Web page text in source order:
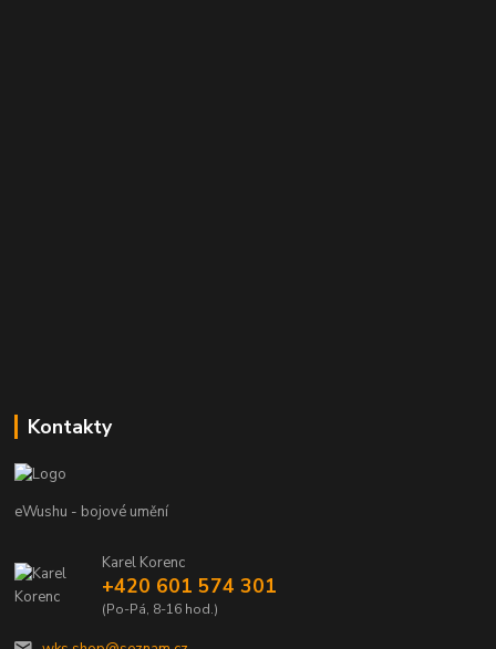
Kontakty
eWushu - bojové umění
Karel Korenc
+420 601 574 301
(Po-Pá, 8-16 hod.)